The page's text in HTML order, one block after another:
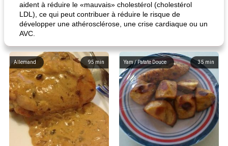
aident à réduire le «mauvais» cholestérol (cholestérol
LDL), ce qui peut contribuer à réduire le risque de
développer une athérosclérose, une crise cardiaque ou un
AVC.
95 min
Allemand 35 min
Yam / Patate Douce